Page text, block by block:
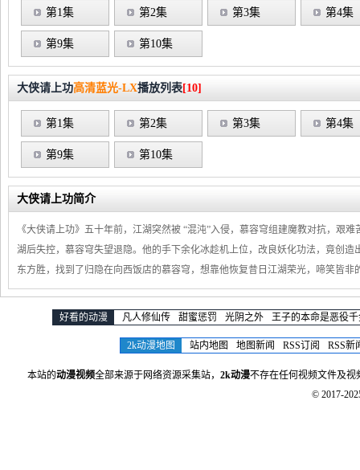
第1集 第2集 第3集 第4集
第9集 第10集
大侠请上功高清蓝光-LX播放列表[10]
第1集 第2集 第3集 第4集
第9集 第10集
大侠请上功简介
《大侠请上功》五十年前，江湖突然被 “混沌”入侵，慕容穹组建魔教对抗，艰
湖后失控，慕容穹失望退隐。他的手下余化冰趁机上位，改良妖化功法，竟创
东方胜，找到了归隐在向西饭店的慕容穹，想靠他恢复昔日江湖荣光，啼笑皆
好看的动漫 凡人修仙传 甜蜜惩罚 光阴之外 王子的本命是恶役
2k动漫地图 站内地图 地图新闻 RSS订阅 RSS新
本站的动漫视频全部来源于网络资源采集站， 2k动漫不存在任何视频文件及视
© 2017-